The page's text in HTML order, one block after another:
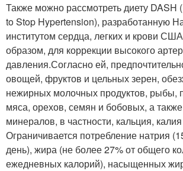
Также можно рассмотреть диету DASH
to Stop Hypertension), разработанную
институтом сердца, легких и крови
образом, для коррекции высокого
давления.Согласно ей,
овощей, фруктов и цельных зерен,
нежирных молочных продуктов, рыбы,
мяса, орехов, семян и бобовых, а
минералов, в частности, кальция,
Ограничивается потребление натрия
день), жира (не более 27% от общего
ежедневных калорий), насыщенных